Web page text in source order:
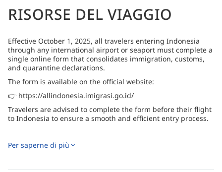
RISORSE DEL VIAGGIO
Effective October 1, 2025, all travelers entering Indonesia
through any international airport or seaport must complete a
single online form that consolidates immigration, customs,
and quarantine declarations.
The form is available on the official website:
👉 https://allindonesia.imigrasi.go.id/
Travelers are advised to complete the form before their flight
to Indonesia to ensure a smooth and efficient entry process.
Per saperne di più